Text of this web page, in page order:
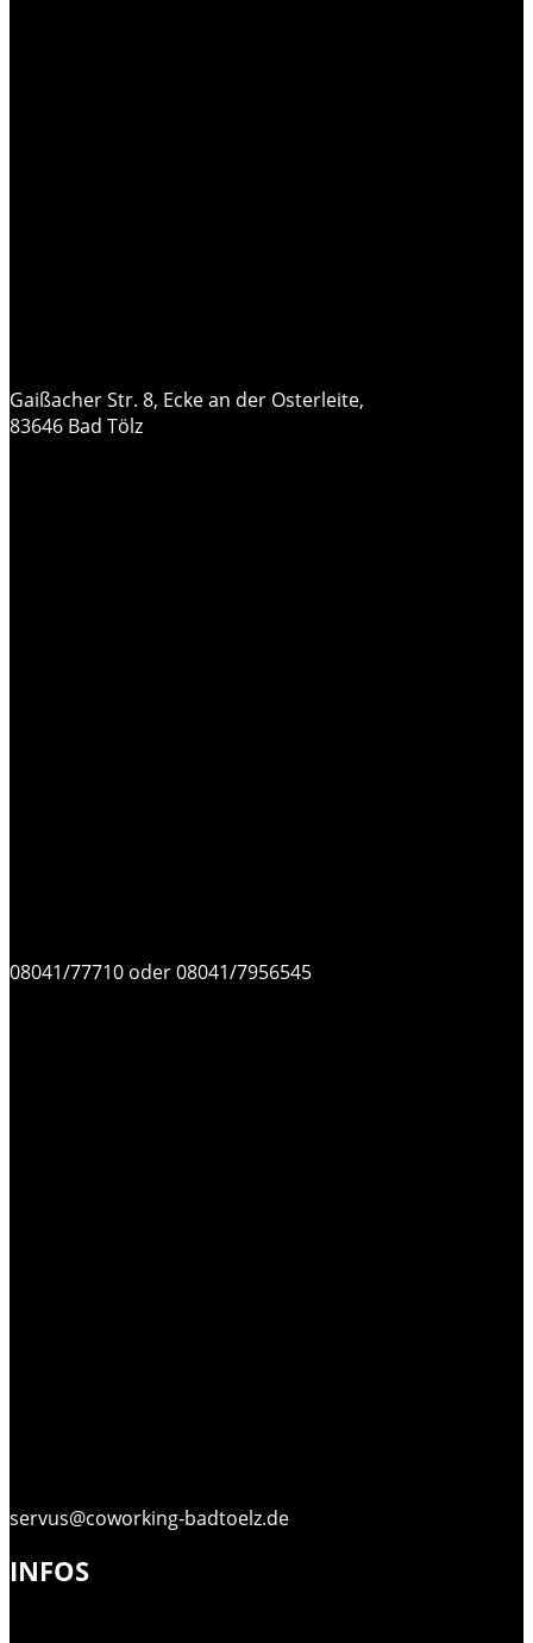
Gaißacher Str. 8, Ecke an der Osterleite,
83646 Bad Tölz
08041/77710 oder 08041/7956545
servus@coworking-badtoelz.de
INFOS